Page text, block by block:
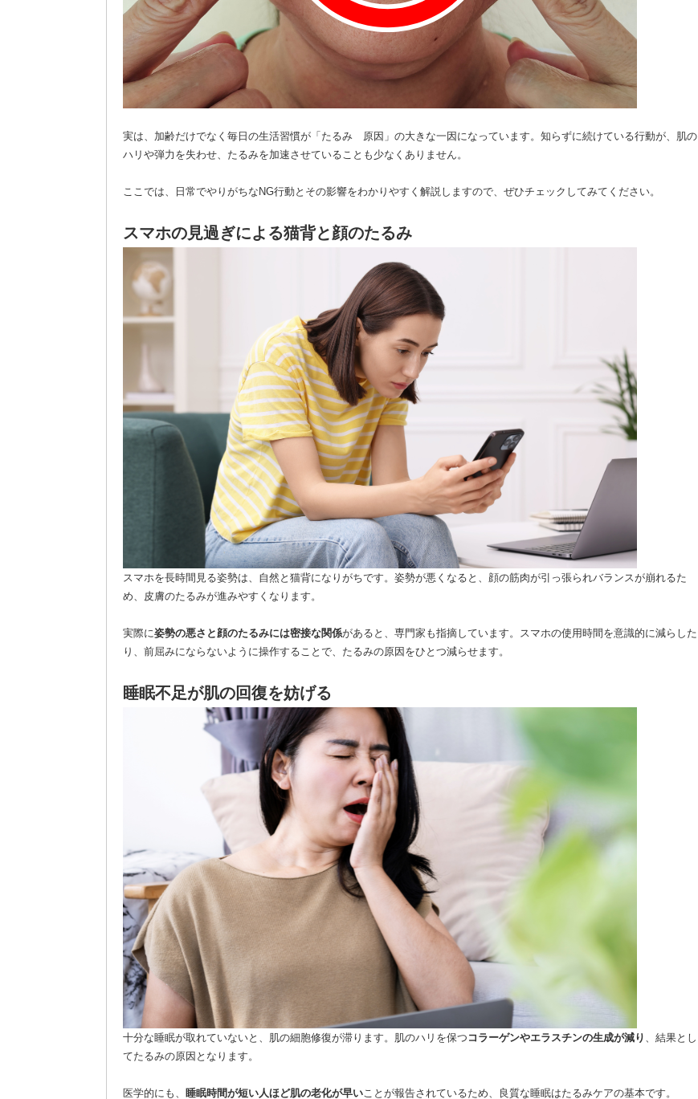
実は、加齢だけでなく毎日の生活習慣が「たるみ 原因」の大きな一因になっています。知らずに続けている行動が、肌の
ハリや弾力を失わせ、たるみを加速させていることも少なくありません。
ここでは、日常でやりがちなNG行動とその影響をわかりやすく解説しますので、ぜひチェックしてみてください。
スマホの見過ぎによる猫背と顔のたるみ
スマホを長時間見る姿勢は、自然と猫背になりがちです。姿勢が悪くなると、顔の筋肉が引っ張られバランスが崩れるた
め、皮膚のたるみが進みやすくなります。
実際に姿勢の悪さと顔のたるみには密接な関係があると、専門家も指摘しています。スマホの使用時間を意識的に減らした
り、前屈みにならないように操作することで、たるみの原因をひとつ減らせます。
睡眠不足が肌の回復を妨げる
十分な睡眠が取れていないと、肌の細胞修復が滞ります。肌のハリを保つ コラーゲンやエラスチンの生成が減り
、結果とし
てたるみの原因となります。
医学的にも、 睡眠時間が短い人ほど肌の老化が早い ことが報告されているため、良質な睡眠はたるみケアの基本です。